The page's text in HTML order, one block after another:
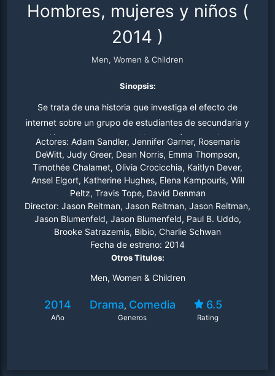
Hombres, mujeres y niños (
2014 )
Men, Women & Children
Sinopsis:
Se trata de una historia que investiga el efecto de
internet sobre un grupo de estudiantes de secundaria y
también sobre sus padres. Muestra cómo este invento
ha cambiado la forma de relacionarse de la gente.
Pornografía, blogs y redes sociales serán al mismo
tiempo válvula de escape y causa de conflicto dentro de
la familia.
Actores: Adam Sandler, Jennifer Garner, Rosemarie
DeWitt, Judy Greer, Dean Norris, Emma Thompson,
Timothée Chalamet, Olivia Crocicchia, Kaitlyn Dever,
Ansel Elgort, Katherine Hughes, Elena Kampouris, Will
Peltz, Travis Tope, David Denman
Director: Jason Reitman, Jason Reitman, Jason Reitman,
Jason Blumenfeld, Jason Blumenfeld, Paul B. Uddo,
Brooke Satrazemis, Bibio, Charlie Schwan
Fecha de estreno: 2014
Otros Titulos:
Men, Women & Children
2014
Año
Drama, Comedia
Generos
6.5
Rating